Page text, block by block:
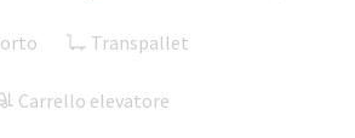
Transpallet
Carrello elevatore